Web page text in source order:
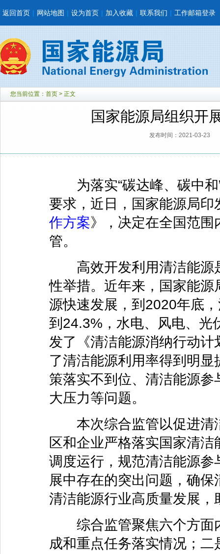
返回首页 | 网站地图 | 设为首页 | 加入收藏 | 联系我们 | 工作邮箱登录
您当前位置： 首页 > 正文
国家能源局组织开
发布时间：2021-03-23
为落实“碳达峰、碳中和
要求，近日，国家能源局印
作方案》，决定在全国范
管。
高效开发利用清洁能源
性举措。近年来，国家能
源快速发展，到2020年底
到24.3%，水电、风电、光
发了《清洁能源消纳行动
了清洁能源利用率得到明
策落实不到位、清洁能源
大压力等问题。
本次综合监管以促进清
区和企业严格落实国家清
调度运行，规范清洁能源
展中存在的突出问题，确
清洁能源行业高质量发展，
综合监管聚焦六个方面
成和重点任务落实情况；